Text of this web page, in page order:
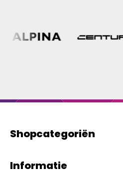
Shopcategoriën
Informatie